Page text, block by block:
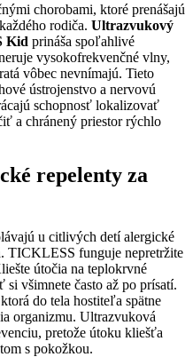
chorobami, ktoré prenášajú
rodiča. Ultrazvukový
Kid prináša spoľahlivé
vysokofrekvenčné vlny,
vôbec nevnímajú. Tieto
ústrojenstvo a nervovú
schopnosť lokalizovať
a chránený priestor rýchlo
repelenty za
u citlivých detí alergické
TICKLESS funguje nepretržite
útočia na teplokrvné
všimnete často až po prísatí.
do tela hostiteľa spätne
organizmu. Ultrazvuková
pretože útoku kliešťa
s pokožkou.